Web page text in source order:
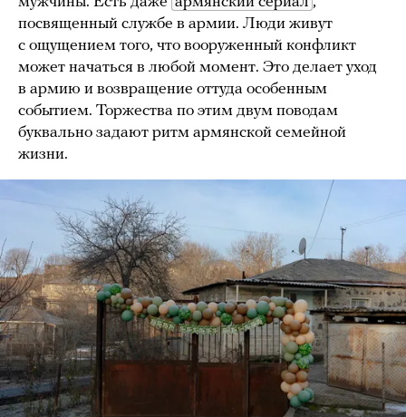
посвященный службе в армии. Люди живут
с ощущением того, что вооруженный конфликт
может начаться в любой момент. Это делает уход
в армию и возвращение оттуда особенным
событием. Торжества по этим двум поводам
буквально задают ритм армянской семейной
жизни.